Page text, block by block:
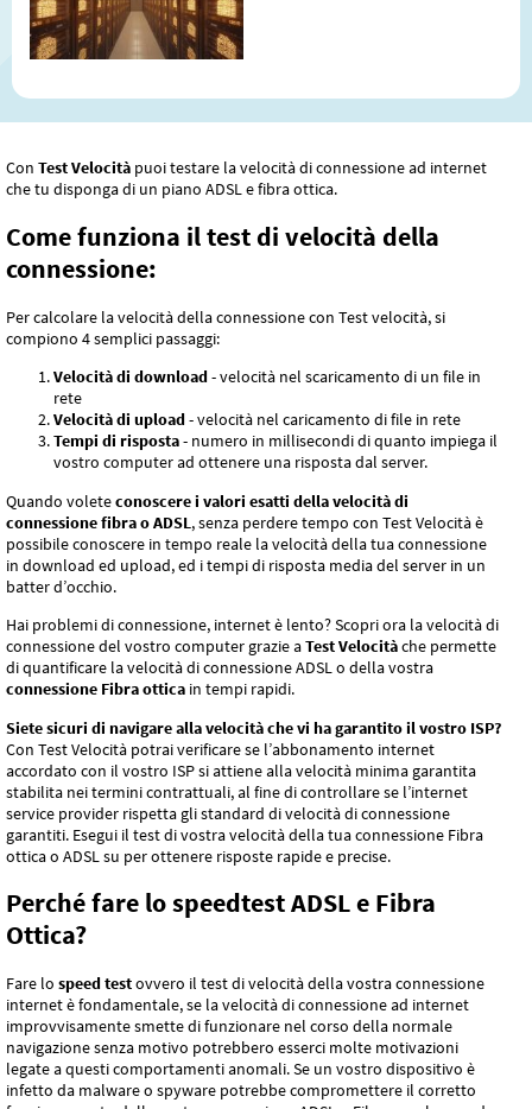
cosa significa questa
abbreviazione, come funziona,
viene salvato in diverse parti del
mondo e perché senza essa
funzionerebbe.
Con Test Velocità puoi testare la velocità di connessione ad internet
che tu disponga di un piano ADSL e fibra ottica.
Come funziona il test di velocità della
connessione:
Per calcolare la velocità della connessione con Test velocità, si
compiono 4 semplici passaggi:
Velocità di download- velocità nel scaricamento di un file in
rete
Velocità di upload- velocità nel caricamento di file in rete
Tempi di risposta- numero in millisecondi di quanto impiega il
vostro computer ad ottenere una risposta dal server.
Quando voleteconoscere i valori esatti della velocità di
connessione fibra o ADSL, senza perdere tempo con Test Velocità è
possibile conoscere in tempo reale la velocità della tua connessione
in download ed upload, ed i tempi di risposta media del server in un
batter d’occhio.
Hai problemi di connessione, internet è lento? Scopri ora la velocità di
connessione del vostro computer grazie aTest Velocitàche permette
di quantificare la velocità di connessione ADSL o della vostra
connessione Fibra ottica in tempi rapidi.
Siete sicuri di navigare alla velocità che vi ha garantito il vostro ISP?
Con Test Velocità potrai verificare se l’abbonamento internet
accordato con il vostro ISP si attiene alla velocità minima garantita
stabilita nei termini contrattuali, al fine di controllare se l’internet
service provider rispetta gli standard di velocità di connessione
garantiti. Esegui il test di vostra velocità della tua connessione Fibra
ottica o ADSL su per ottenere risposte rapide e precise.
Perché fare lo speedtest ADSL e Fibra
Ottica?
Fare lo speed testovvero il test di velocità della vostra connessione
internet è fondamentale, se la velocità di connessione ad internet
improvvisamente smette di funzionare nel corso della normale
navigazione senza motivo potrebbero esserci molte motivazioni
legate a questi comportamenti anomali. Se un vostro dispositivo è
infetto da malware o spyware potrebbe compromettere il corretto